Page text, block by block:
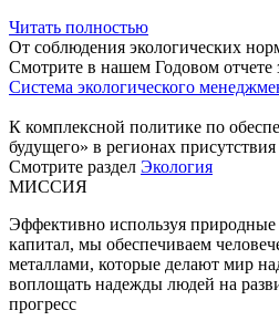
Читать полностью
От соблюдения экологических
Смотрите в нашем Годовом отчете
Система экологического
К комплексной политике по
будущего» в регионах
Смотрите раздел Экология
МИССИЯ
Эффективно используя
капитал, мы обеспечиваем
металлами, которые делают мир
воплощать надежды людей на
прогресс